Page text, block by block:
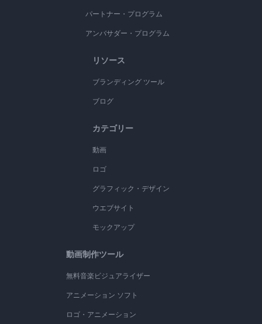
パートナー・プログラム
アンバサダー・プログラム
リソース
ブランディング ツール
ブログ
カテゴリー
動画
ロゴ
グラフィック・デザイン
ウエブサイト
モックアップ
動画制作ツール
無料音楽ビジュアライザー
アニメーション ソフト
ロゴ・アニメーション